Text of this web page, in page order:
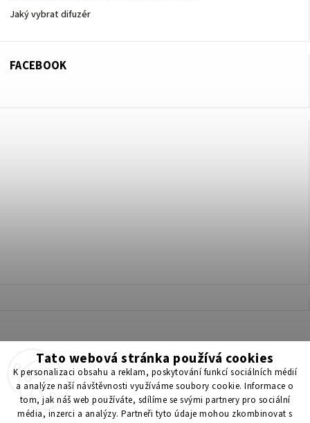
Tato webová stránka používá cookies
K personalizaci obsahu a reklam, poskytování funkcí sociálních médií
a analýze naší návštěvnosti využíváme soubory cookie. Informace o
tom, jak náš web používáte, sdílíme se svými partnery pro sociální
média, inzerci a analýzy. Partneři tyto údaje mohou zkombinovat s
Jaký vybrat difuzér
FACEBOOK
Získejte 200 Kč na svůj první nákup 💛 Zapojte se do BONUS
programu a nakupujte levněji!